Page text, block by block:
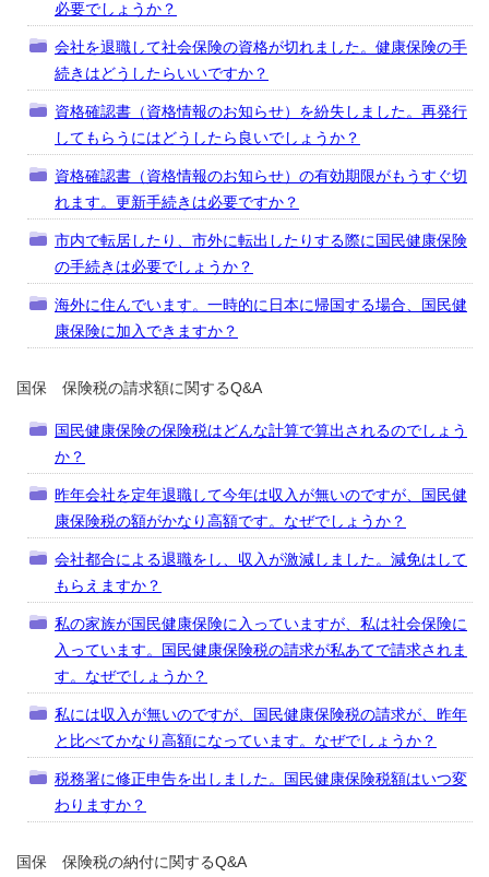
必要でしょうか？
会社を退職して社会保険の資格が切れました。健康保険の手
続きはどうしたらいいですか？
資格確認書（資格情報のお知らせ）を紛失しました。再発行
してもらうにはどうしたら良いでしょうか？
資格確認書（資格情報のお知らせ）の有効期限がもうすぐ切
れます。更新手続きは必要ですか？
市内で転居したり、市外に転出したりする際に国民健康保険
の手続きは必要でしょうか？
海外に住んでいます。一時的に日本に帰国する場合、国民健
康保険に加入できますか？
国保 保険税の請求額に関するQ&A
国民健康保険の保険税はどんな計算で算出されるのでしょう
か？
昨年会社を定年退職して今年は収入が無いのですが、国民健
康保険税の額がかなり高額です。なぜでしょうか？
会社都合による退職をし、収入が激減しました。減免はして
もらえますか？
私の家族が国民健康保険に入っていますが、私は社会保険に
入っています。国民健康保険税の請求が私あてで請求されま
す。なぜでしょうか？
私には収入が無いのですが、国民健康保険税の請求が、昨年
と比べてかなり高額になっています。なぜでしょうか？
税務署に修正申告を出しました。国民健康保険税額はいつ変
わりますか？
国保 保険税の納付に関するQ&A